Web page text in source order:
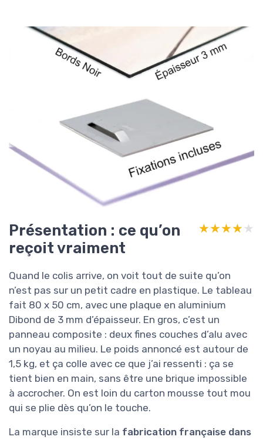
Présentation : ce qu’on
reçoit vraiment
★★★★★
★★★★★
Quand le colis arrive, on voit tout de suite qu’on
n’est pas sur un petit cadre en plastique. Le tableau
fait 80 x 50 cm, avec une plaque en aluminium
Dibond de 3 mm d’épaisseur. En gros, c’est un
panneau composite : deux fines couches d’alu avec
un noyau au milieu. Le poids annoncé est autour de
1,5 kg, et ça colle avec ce que j’ai ressenti : ça se
tient bien en main, sans être une brique impossible
à accrocher. On est loin du carton mousse tout mou
qui se plie dès qu’on le touche.
La marque insiste sur la fabrication française dans